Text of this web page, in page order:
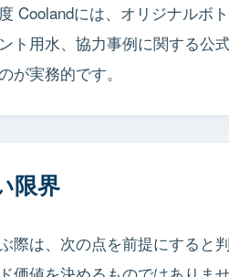
Coolandには、オリジナルボ
ト用水、協力事例に関する
が実務的です。
限界
際は、次の点を前提にする